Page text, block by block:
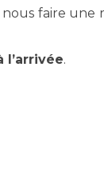
nous faire une
l’arrivée.